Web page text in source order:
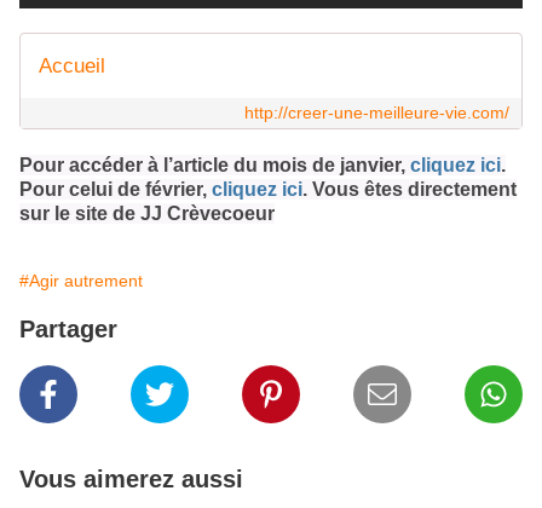
Accueil
http://creer-une-meilleure-vie.com/
Pour accéder à l’article du mois de janvier, cliquez ici.
Pour celui de février, cliquez ici. Vous êtes directement
sur le site de JJ Crèvecoeur
#Agir autrement
Partager
Vous aimerez aussi